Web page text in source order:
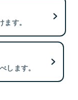
す。
します。